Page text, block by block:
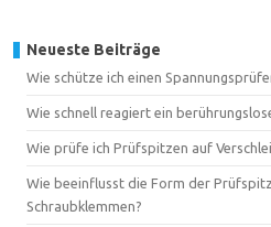
Neueste Beiträge
Wie schütze ich einen
Wie schnell reagiert ein
Wie prüfe ich Prüfspitzen auf
Wie beeinflusst die Form der
Schraubklemmen?